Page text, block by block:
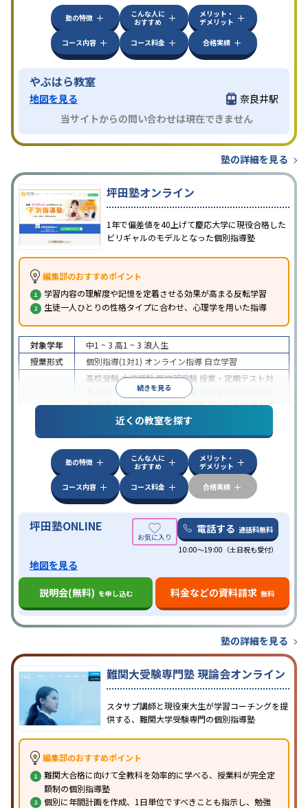
塾の特徴
こんな人に
おすすめ
メリット・
デメリット
コース内容
コース料金 合格実績
やぶはら教室
地図を見る
奈良井駅
当サイトからの問い合わせは現在できません
塾の詳細を見る
坪田塾オンライン
1年で偏差値を40上げて慶応大学に現役合格した
ビリギャルのモデルとなった個別指導塾
編集部のおすすめポイント
学習内容の理解度や記憶を定着させる効果が高まる反転学習
生徒一人ひとりの性格タイプに合わせ、心理学を用いた指導
続きを見る
対象学年 中1 ~ 3 高1 ~ 3 浪人生
授業形式
個別指導(1対1) オンライン指導 自立学習
高校受験大学受験医学部受験 授業・定期テスト対
内申点対策学習習慣の定着
策推薦入試対策学校別特化対策国公立大対策私大
共通テスト対策英検(英語検定)対策
その
特徴
中高一貫校生に対応授業の振替可能 不登校生に対
学習にPC・タブレットを利用オンライン対応
科目から受講可能季節講習のみの受講可発達障害
の子どもに対応
近くの教室を探す
塾の特徴
こんな人に
おすすめ
メリット・
デメリット
コース内容
コース料金 合格実績
坪田塾ONLINE 電話する 通話料無料
10:00～19:00（土日祝も受付）
地図を見る
説明会(無料) を申し込む 料金などの資料請求 無料
塾の詳細を見る
難関大受験専門塾 現論会オンライン
スタサプ講師と現役東大生が学習コーチングを提
供する、難関大学受験専門の個別指導塾
編集部のおすすめポイント
難関大合格に向けて全教科を効率的に学べる、授業料が完全定
額制の個別指導塾
個別に年間計画を作成、1日単位ですべきことも指示し、勉強